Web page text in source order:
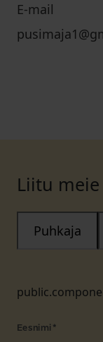
E-mail
Liitu
Puhkaja
Eesnimi *